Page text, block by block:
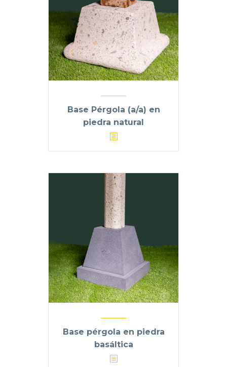
Base Pérgola (a/a) en
piedra natural
Base pérgola en piedra
basáltica